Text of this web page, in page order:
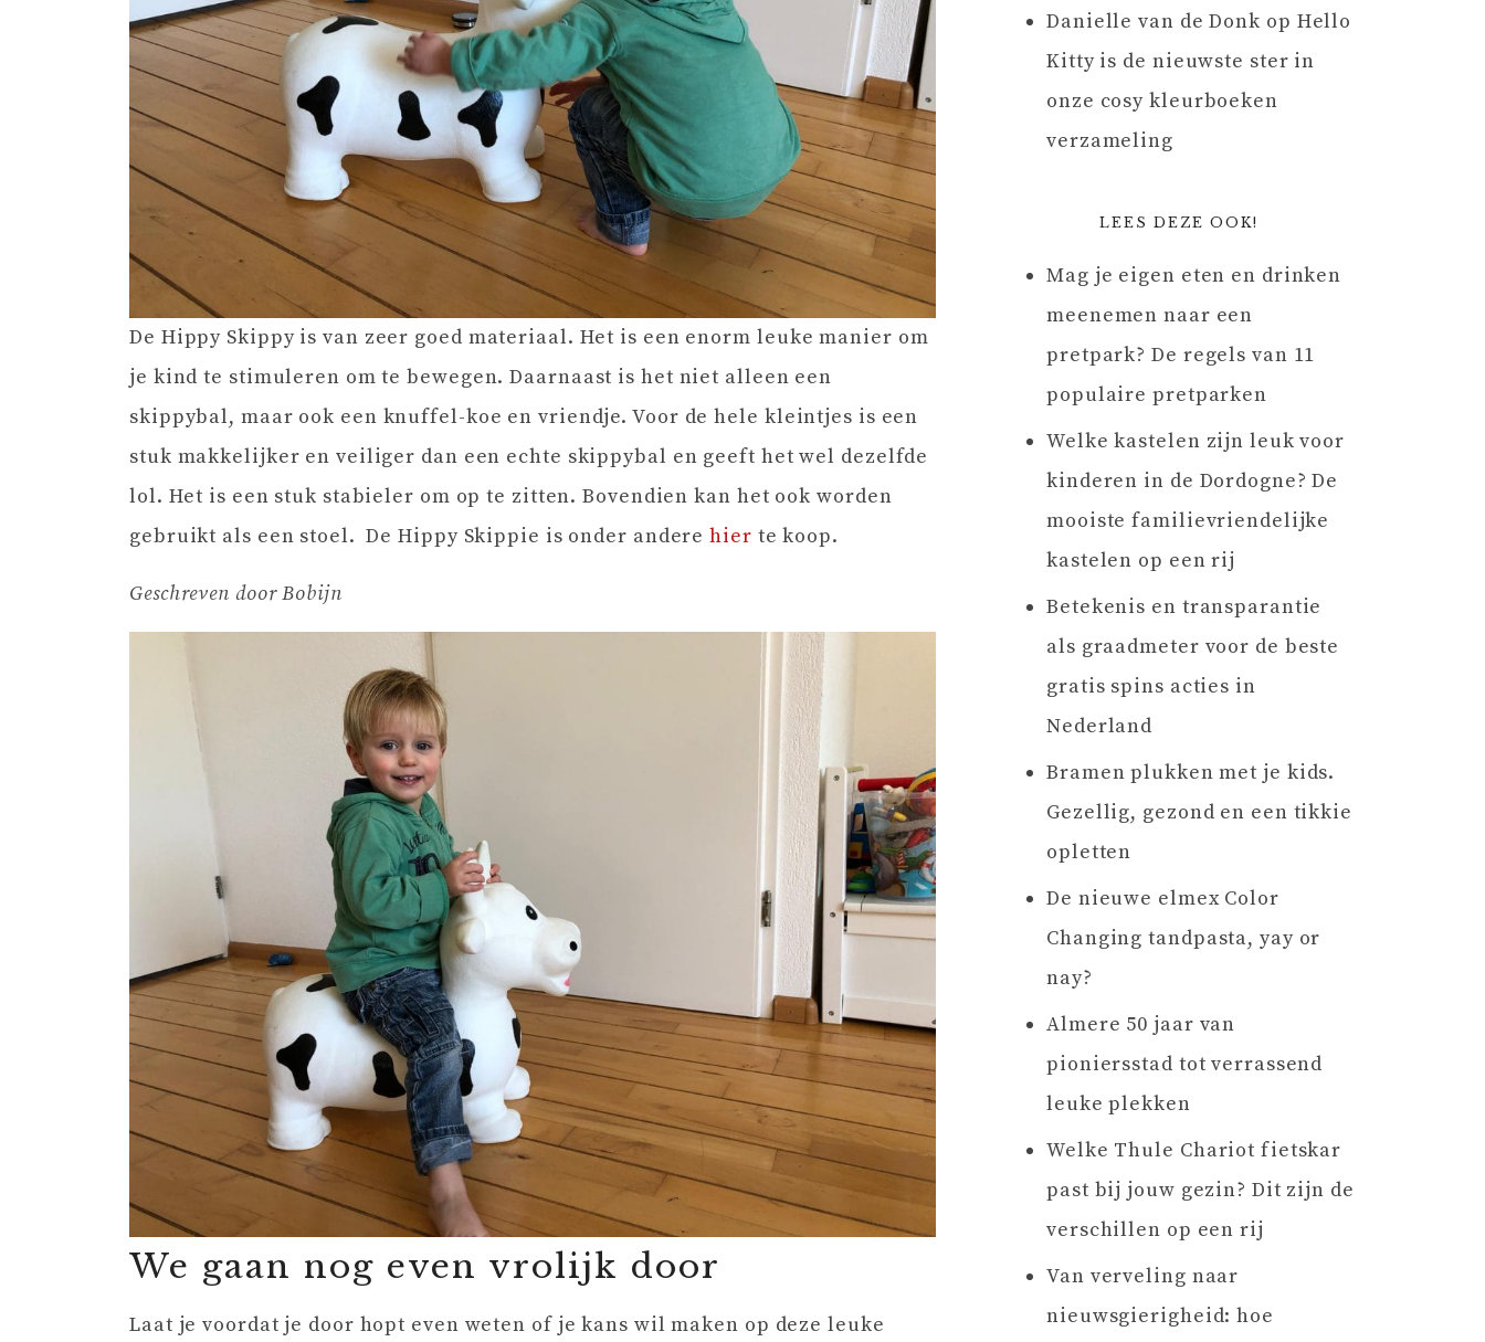
De Hippy Skippy is van zeer goed materiaal. Het is een enorm leuke manier om
je kind te stimuleren om te bewegen. Daarnaast is het niet alleen een
skippybal, maar ook een knuffel-koe en vriendje. Voor de hele kleintjes is een
stuk makkelijker en veiliger dan een echte skippybal en geeft het wel dezelfde
lol. Het is een stuk stabieler om op te zitten. Bovendien kan het ook worden
gebruikt als een stoel. De Hippy Skippie is onder anderehier te koop.
Geschreven door Bobijn
We gaan nog even vrolijk door
Laat je voordat je door hopt even weten of je kans wil maken op deze leuke
Danielle van de Donk op Hello
Kitty is de nieuwste ster in
onze cosy kleurboeken
verzameling
LEES DEZE OOK!
Mag je eigen eten en drinken
meenemen naar een
pretpark? De regels van 11
populaire pretparken
Welke kastelen zijn leuk voor
kinderen in de Dordogne? De
mooiste familievriendelijke
kastelen op een rij
Betekenis en transparantie
als graadmeter voor de beste
gratis spins acties in
Nederland
Bramen plukken met je kids.
Gezellig, gezond en een tikkie
opletten
De nieuwe elmex Color
Changing tandpasta, yay or
nay?
Almere 50 jaar van
pioniersstad tot verrassend
leuke plekken
Welke Thule Chariot fietskar
past bij jouw gezin? Dit zijn de
verschillen op een rij
Van verveling naar
nieuwsgierigheid: hoe